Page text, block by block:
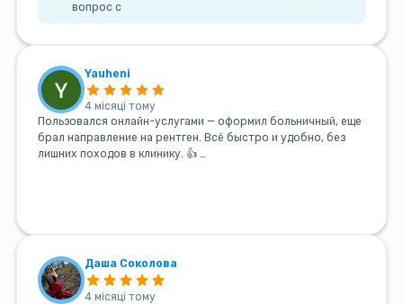
вопрос с
Yauheni
4 місяці тому
Пользовался онлайн-услугами — оформил больничный, еще
брал направление на рентген. Всё быстро и удобно, без
лишних походов в клинику. 👍 …
Даша Соколова
4 місяці тому